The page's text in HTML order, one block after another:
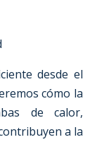
desde el
cómo la
de calor,
a la